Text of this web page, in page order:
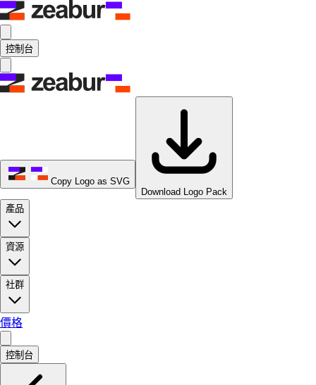
控制台
Copy Logo as SVG
Download Logo Pack
產品
資源
社群
價格
控制台